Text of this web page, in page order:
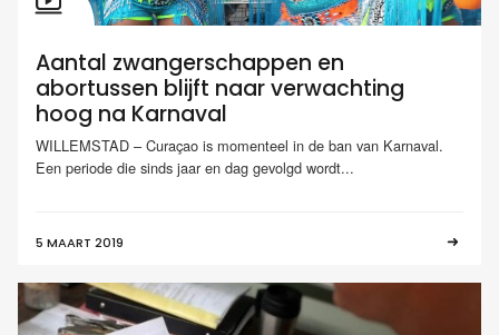
Aantal zwangerschappen en
abortussen blijft naar verwachting
hoog na Karnaval
WILLEMSTAD – Curaçao is momenteel in de ban van Karnaval.
Een periode die sinds jaar en dag gevolgd wordt...
5 MAART 2019